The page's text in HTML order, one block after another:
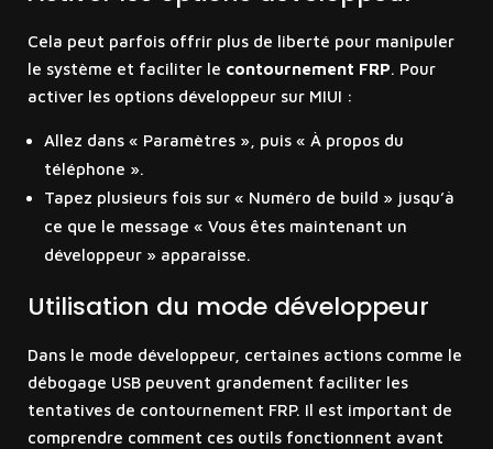
Cela peut parfois offrir plus de liberté pour manipuler
le système et faciliter le contournement FRP. Pour
activer les options développeur sur MIUI :
Allez dans « Paramètres », puis « À propos du
téléphone ».
Tapez plusieurs fois sur « Numéro de build » jusqu’à
ce que le message « Vous êtes maintenant un
développeur » apparaisse.
Utilisation du mode développeur
Dans le mode développeur, certaines actions comme le
débogage USB peuvent grandement faciliter les
tentatives de contournement FRP. Il est important de
comprendre comment ces outils fonctionnent avant